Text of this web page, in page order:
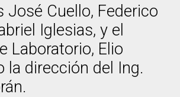
José Cuello, Federico
Iglesias, y el
Laboratorio, Elio
la dirección del Ing.